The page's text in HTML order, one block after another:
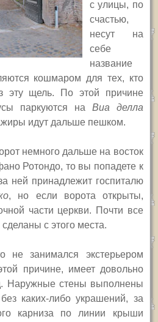
с улицы, по
счастью,
несут на
себе
название
кошмаром для тех, кто
эту щель. По этой причине
паркуются на Виа делла
идут дальше пешком.
немного дальше на восток
Ротондо, то вы попадете к
ней принадлежит госпиталю
, но если ворота открыты,
части церкви. Почти все
с этого места.
не занимался экстерьером
причине, имеет довольно
Наружные стены выполнены
каких-либо украшений, за
карниза по линии крыши